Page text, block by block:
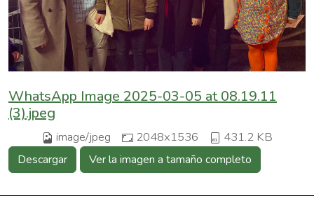
WhatsApp Image 2025-03-05 at 08.19.11
(3).jpeg
image/jpeg 2048x1536 431.2 KB
Descargar Ver la imagen a tamaño completo